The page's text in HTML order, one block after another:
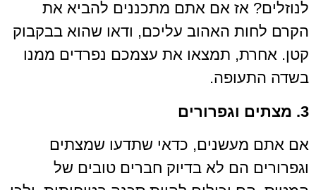
לנוזלים? אז אם אתם מתכננים להביא את
הקרם לחות האהוב עליכם, ודאו שהוא בבקבוק
קטן. אחרת, תמצאו את עצמכם נפרדים ממנו
בשדה התעופה.
3. מצתים וגפרורים
אם אתם מעשנים, כדאי שתדעו שמצתים
וגפרורים הם לא בדיוק חברים טובים של